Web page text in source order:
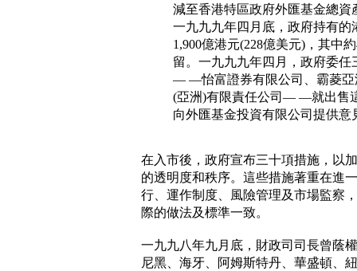
減至香港特區政府外匯基金總資
一九九九年四月底，政府持有的
1,900億港元(228億美元)，其中
留。一九九九年四月，政府委任
— —怡富證券有限公司、霸菱亞
(亞洲)有限責任公司— —就出售
向外匯基金投資有限公司提供意
在入市後，政府宣布三十項措施，以
的透明度和秩序。這些措施著重在進
行、運作制度、風險管理及市場監察
際的做法及標準一致。
一九九八年九月底，財政司司長曾蔭
尼黑、海牙、阿姆斯特丹、華盛頓、